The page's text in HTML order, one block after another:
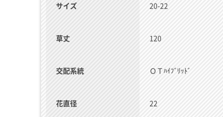
サイズ 20-22
草丈 120
交配系統 ＯＴﾊｲﾌﾞﾘｯﾄﾞ
花直径 22